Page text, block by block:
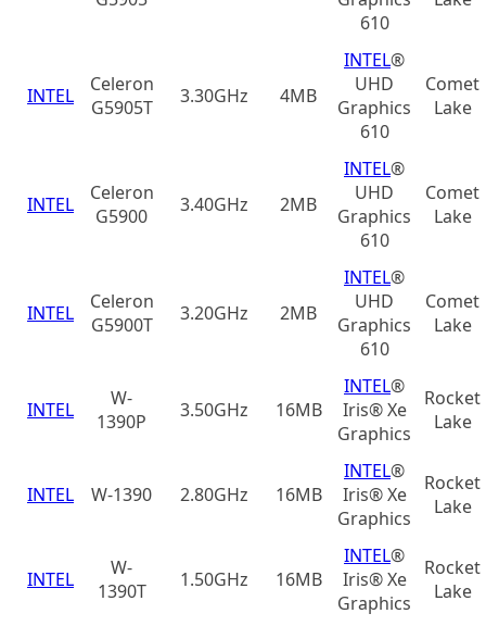
610
INTEL
Celeron
G5905T
3.30GHz 4MB
INTEL®
UHD
Graphics
610
Comet
Lake
INTEL
Celeron
G5900
3.40GHz 2MB
INTEL®
UHD
Graphics
610
Comet
Lake
INTEL
Celeron
G5900T
3.20GHz 2MB
INTEL®
UHD
Graphics
610
Comet
Lake
INTEL
W-
1390P
3.50GHz 16MB
INTEL®
Iris® Xe
Graphics
Rocket
Lake
INTEL W-1390 2.80GHz 16MB
INTEL®
Iris® Xe
Graphics
Rocket
Lake
INTEL
W-
1390T
1.50GHz 16MB
INTEL®
Iris® Xe
Graphics
Rocket
Lake